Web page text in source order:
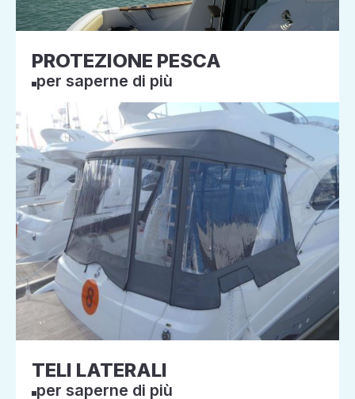
PROTEZIONE PESCA
per saperne di più
TELI LATERALI
per saperne di più